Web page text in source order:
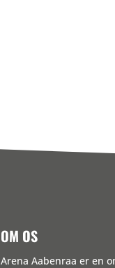
OM OS
Arena Aabenraa er en